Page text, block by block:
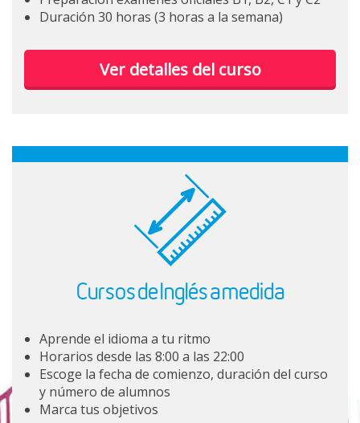
Duración 30 horas (3 horas a la semana)
Ver detalles del curso
Cursos de Inglés a medida
Aprende el idioma a tu ritmo
Horarios desde las 8:00 a las 22:00
Escoge la fecha de comienzo, duración del curso
y número de alumnos
Marca tus objetivos